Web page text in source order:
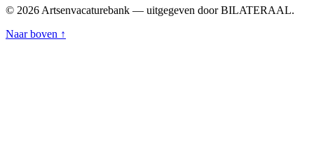
© 2026 Artsenvacaturebank — uitgegeven door BILATERAAL.
Naar boven ↑